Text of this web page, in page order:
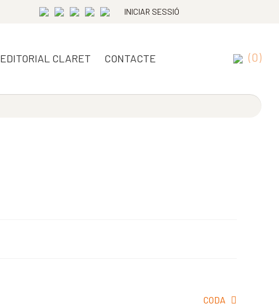
INICIAR SESSIÓ
EDITORIAL CLARET CONTACTE (0)
Pròxima
CODA